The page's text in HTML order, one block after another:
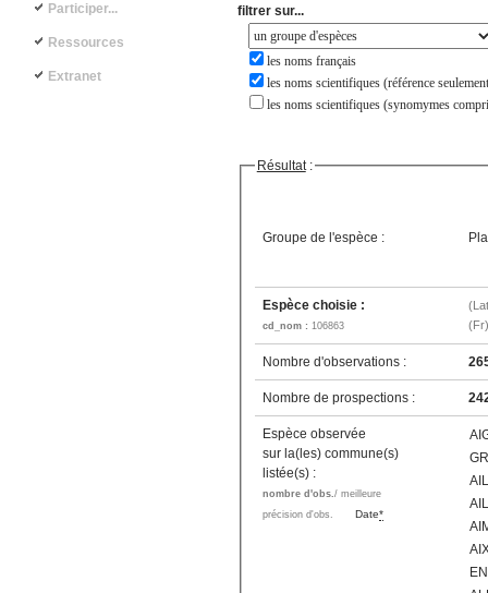
filtrer sur...
les noms français
les noms scientifiques (référence
les noms scientifiques (synomymes
Résultat:
Groupe de l'espèce :
Espèce choisie :
cd_nom : 106863
Nombre d'observations :
Nombre de prospections :
Espèce observée
sur la(les) commune(s)
listée(s) :
nombre d'obs./ meilleure
précision d'obs.
Date*
Participer...
Ressources
Extranet